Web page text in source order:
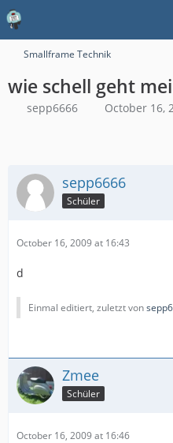
Smallframe Technik
wie schell geht
sepp6666 October 16,
sepp6666
Schüler
October 16, 2009 at 16:43
d
Einmal editiert, zuletzt von
Zmee
Schüler
October 16, 2009 at 16:46